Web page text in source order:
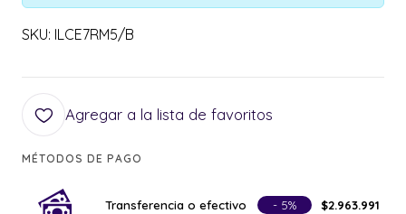
SKU: ILCE7RM5/B
Agregar a la lista de favoritos
MÉTODOS DE PAGO
Transferencia o efectivo - 5% $2.963.991